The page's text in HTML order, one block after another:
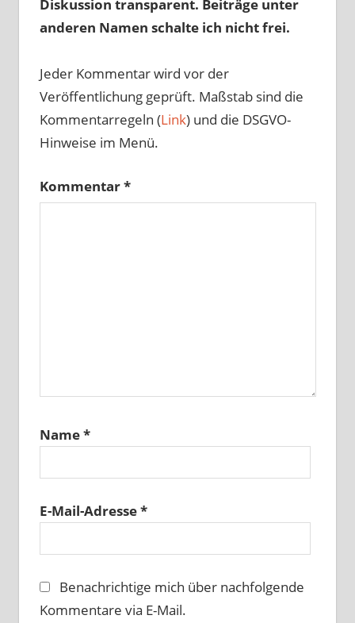
Diskussion transparent. Beiträge unter
anderen Namen schalte ich nicht frei.
Jeder Kommentar wird vor der
Veröffentlichung geprüft. Maßstab sind die
Kommentarregeln (Link) und die DSGVO-
Hinweise im Menü.
Kommentar*
Name*
E-Mail-Adresse*
Benachrichtige mich über nachfolgende
Kommentare via E-Mail.